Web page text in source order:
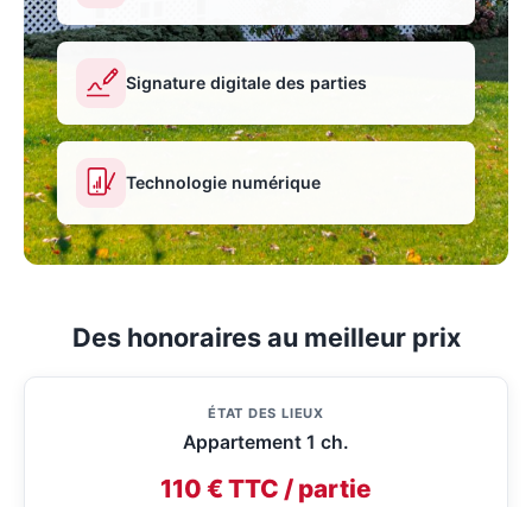
Signature digitale des parties
Technologie numérique
Des honoraires au meilleur prix
ÉTAT DES LIEUX
Appartement 1 ch.
110 € TTC / partie